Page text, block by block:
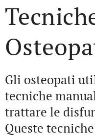
Gli osteopati
tecniche
trattare le
Queste